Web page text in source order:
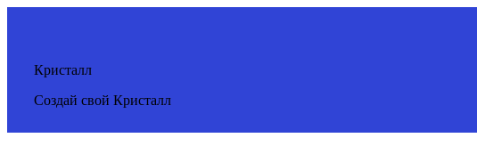
Кристалл
Создай свой Кристалл